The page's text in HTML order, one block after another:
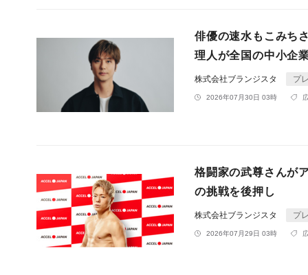
俳優の速水もこみち
理人が全国の中小企
株式会社ブランジスタ プ
2026年07月30日 03時
格闘家の武尊さんが
の挑戦を後押し
株式会社ブランジスタ プ
2026年07月29日 03時